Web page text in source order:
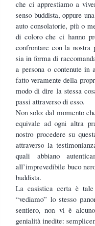
che ci apprestiamo a
senso buddista, oppure
auto consolatorie, più o
di coloro che ci hanno
confrontare con la nostra
sia in forma di
a persona o contenute in
fatto veramente della
modo di dire la stessa
passi attraverso di esso.
Non solo: dal momento
equivale ad ogni altra
nostro procedere su
attraverso la
quali abbiano
all’imprevedibile buco
buddista.
La casistica certa è
“vediamo” lo stesso
sentiero, non vi è
genialità inedite: